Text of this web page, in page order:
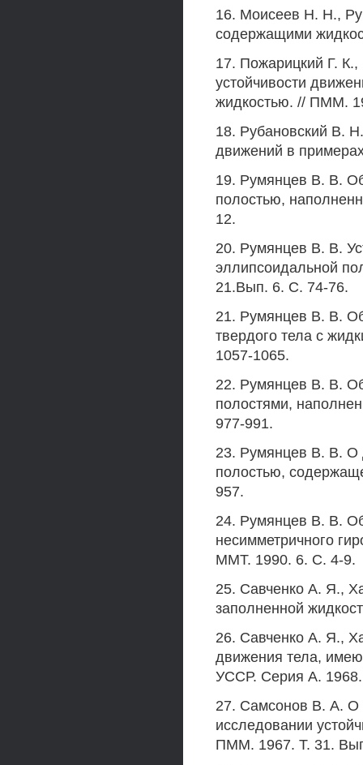
16. Моисеев Н. Н.,
содержащими
17. Пожарицкий Г.
устойчивости
жидкостью. // ПММ.
18. Рубановский В.
движений в
19. Румянцев В. В.
полостью,
12.
20. Румянцев В. В.
эллипсоидальной
21.Вып. 6. С. 74-76.
21. Румянцев В. В.
твердого тела с
1057-1065.
22. Румянцев В. В.
полостями,
977-991.
23. Румянцев В. В. О
полостью,
957.
24. Румянцев В. В.
несимметричного
ММТ. 1990. 6. С. 4-9.
25. Савченко А. Я.,
заполненной
26. Савченко А. Я.,
движения тела,
УССР. Серия А.
27. Самсонов В. А. О
исследовании
ПММ. 1967. Т. 31.